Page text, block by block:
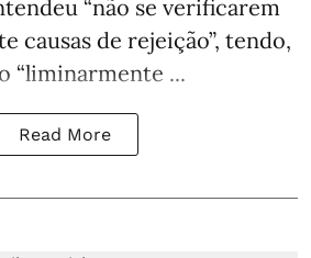
“não se verificarem
causas de rejeição”, tendo,
“liminarmente ...
Read More